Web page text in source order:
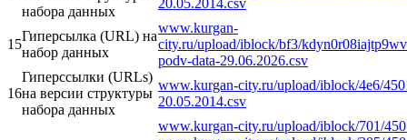
набора данных
15
Гиперсылка (URL) на
набор данных
www.kurgan-
city.ru/upload/iblock/bf3/
podv-data-29.06.2026.csv
16
Гиперссылки (URLs)
на версии структуры
набора данных
www.kurgan-city.ru/upload/iblock/4e6/
20.05.2014.csv
www.kurgan-city.ru/upload/iblock/701/